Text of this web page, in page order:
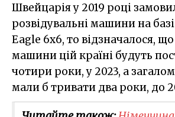
Швейцарія у 2019 році
розвідувальні машини на
Eagle 6x6, то відзначалося,
машини цій країні будуть
чотири роки, у 2023, а
мали б тривати два роки, до